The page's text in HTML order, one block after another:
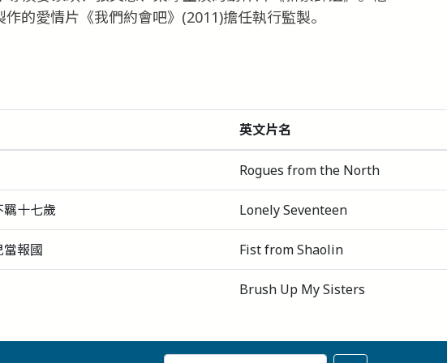
的愛情片《我們約會吧》(2011)擔任執行監製。
英文片名
Rogues from the North
十七歲 Lonely Seventeen
當報國 Fist from Shaolin
Brush Up My Sisters